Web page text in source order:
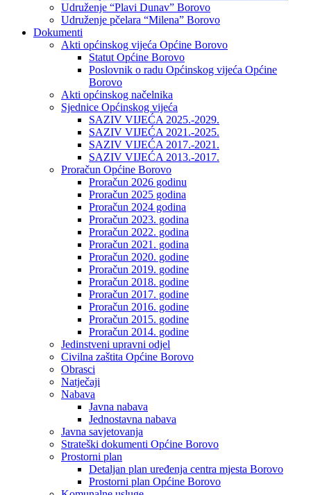
Udruženje “Plavi Dunav” Borovo
Udruženje pčelara “Milena” Borovo
Dokumenti
Akti općinskog vijeća Općine Borovo
Statut Općine Borovo
Poslovnik o radu Općinskog vijeća Općine
Borovo
Akti općinskog načelnika
Sjednice Općinskog vijeća
SAZIV VIJEĆA 2025.-2029.
SAZIV VIJEĆA 2021.-2025.
SAZIV VIJEĆA 2017.-2021.
SAZIV VIJEĆA 2013.-2017.
Proračun Općine Borovo
Proračun 2026 godinu
Proračun 2025 godina
Proračun 2024 godina
Proračun 2023. godina
Proračun 2022. godina
Proračun 2021. godina
Proračun 2020. godine
Proračun 2019. godine
Proračun 2018. godine
Proračun 2017. godine
Proračun 2016. godine
Proračun 2015. godine
Proračun 2014. godine
Jedinstveni upravni odjel
Civilna zaštita Općine Borovo
Obrasci
Natječaji
Nabava
Javna nabava
Jednostavna nabava
Javna savjetovanja
Strateški dokumenti Općine Borovo
Prostorni plan
Detaljan plan uređenja centra mjesta Borovo
Prostorni plan Općine Borovo